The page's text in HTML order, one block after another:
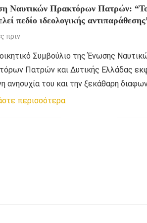
Ναυτικών Πρακτόρων Πατρών: “Το
πεδίο ιδεολογικής
πριν
Συμβούλιο της Ένωσης
Πατρών και Δυτικής Ελλάδας
ανησυχία του και την ξεκάθαρη
περισσότερα